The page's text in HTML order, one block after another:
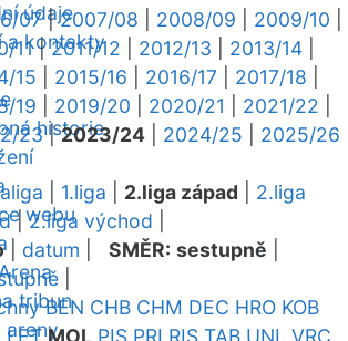
údaje
a kontakty
historie
webu
tribun
areny
07|2007/08 2008/09 2009/10
11|2011/12 2012/13 2013/14
15
2015/16 2016/17 2017/18
19
2019/20 2020/21 2021/22
23|2023/24 2024/25
2025/26
1.liga 2.liga západ
2.liga
|2.liga východ
| datum SMĚR: sestupně
BEN CHB CHM DEC HRO KOB
LET MOL PIS PRI RIS TAB UNL VRC